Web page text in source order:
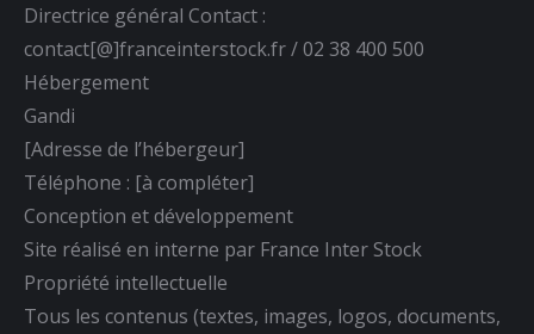
Directrice général Contact :
contact[@]franceinterstock.fr / 02 38 400 500
Hébergement
Gandi
[Adresse de l’hébergeur]
Téléphone : [à compléter]
Conception et développement
Site réalisé en interne par France Inter Stock
Propriété intellectuelle
Tous les contenus (textes, images, logos, documents,